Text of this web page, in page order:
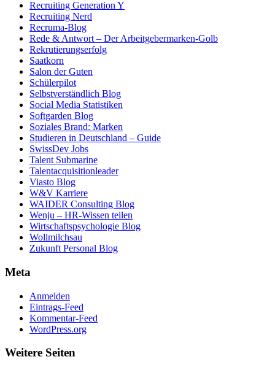
Recruiting Generation Y
Recruiting Nerd
Recruma-Blog
Rede & Antwort – Der Arbeitgebermarken-Golb
Rekrutierungserfolg
Saatkorn
Salon der Guten
Schülerpilot
Selbstverständlich Blog
Social Media Statistiken
Softgarden Blog
Soziales Brand: Marken
Studieren in Deutschland – Guide
SwissDev Jobs
Talent Submarine
Talentacquisitionleader
Viasto Blog
W&V Karriere
WAIDER Consulting Blog
Wenju – HR-Wissen teilen
Wirtschaftspsychologie Blog
Wollmilchsau
Zukunft Personal Blog
Meta
Anmelden
Eintrags-Feed
Kommentar-Feed
WordPress.org
Weitere Seiten